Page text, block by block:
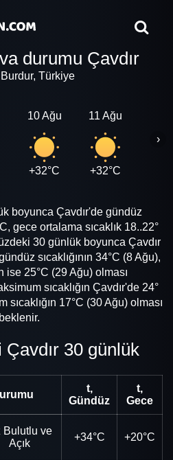
durumu Çavdır
Burdur, Türkiye
10 Ağu
+32°C
11 Ağu
+32°C
›
boyunca Çavdır'de gündüz
gece ortalama sıcaklık 18..22°
30 günlük boyunca Çavdır
sıcaklığının 34°C (8 Ağu),
ise 25°C (29 Ağu) olması
sıcaklığın Çavdır'de 24°
17°C (30 Ağu) olması
beklenir.
Çavdır 30 günlük
t,
Gündüz
t,
Gece
Bulutlu ve
Açık
+34°C +20°C